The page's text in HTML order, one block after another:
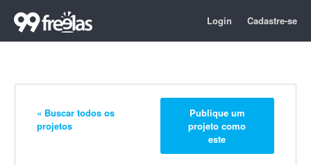
Login Cadastre-se
« Buscar todos os
projetos
Publique um
projeto como
este